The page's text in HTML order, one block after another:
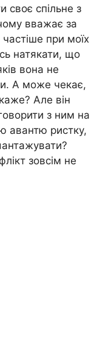
своє спільне з
вважає за
при моїх
натякати, що
вона не
А може чекає,
Але він
з ним на
авантю ристку,
зовсім не